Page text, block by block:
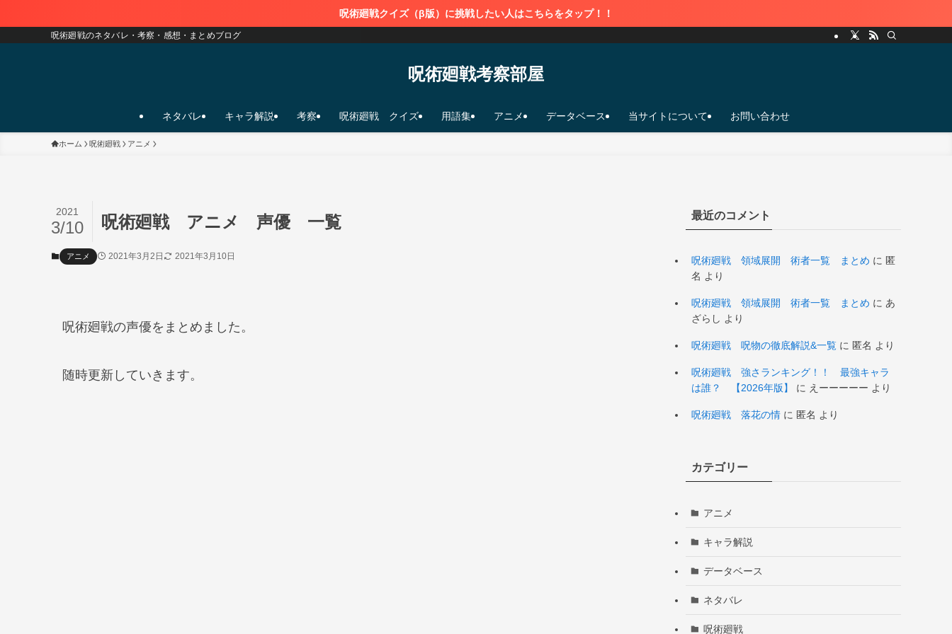
呪術廻戦クイズ（β版）に挑戦したい人はこちらをタップ！！
呪術廻戦のネタバレ・考察・感想・まとめブログ
呪術廻戦考察部屋
ネタバレ キャラ解説 考察 呪術廻戦 クイズ 用語集 アニメ データベース 当サイトについて お問い合わせ
ホーム 呪術廻戦 アニメ
呪術廻戦 アニメ 声優 一覧
2021
3/10
アニメ 2021年3月2日 2021年3月10日
呪術廻戦の声優をまとめました。
随時更新していきます。
最近のコメント
呪術廻戦 領域展開 術者一覧 まとめ に 匿
名 より
呪術廻戦 領域展開 術者一覧 まとめ に あ
ざらし より
呪術廻戦 呪物の徹底解説&一覧 に 匿名 より
呪術廻戦 強さランキング！！ 最強キャラ
は誰？ 【2026年版】
に えーーーーー より
呪術廻戦 落花の情 に 匿名 より
カテゴリー
アニメ
キャラ解説
データベース
ネタバレ
呪術廻戦